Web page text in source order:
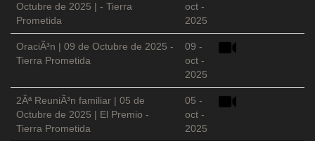
Octubre de 2025 | - Tierra
Prometida
oct -
2025
OraciÃ³n | 09 de Octubre de 2025 -
Tierra Prometida
09 -
oct -
2025
2Âª ReuniÃ³n familiar | 05 de
Octubre de 2025 | El Premio -
Tierra Prometida
05 -
oct -
2025